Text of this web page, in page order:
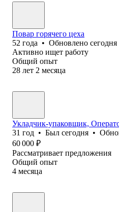
Повар горячего цеха
52 года • Обновлено сегодня
Активно ищет работу
Общий опыт
28 лет 2 месяца
Укладчик-упаковщик,
31 год • Был сегодня •
60 000 ₽
Рассматривает предложения
Общий опыт
4 месяца